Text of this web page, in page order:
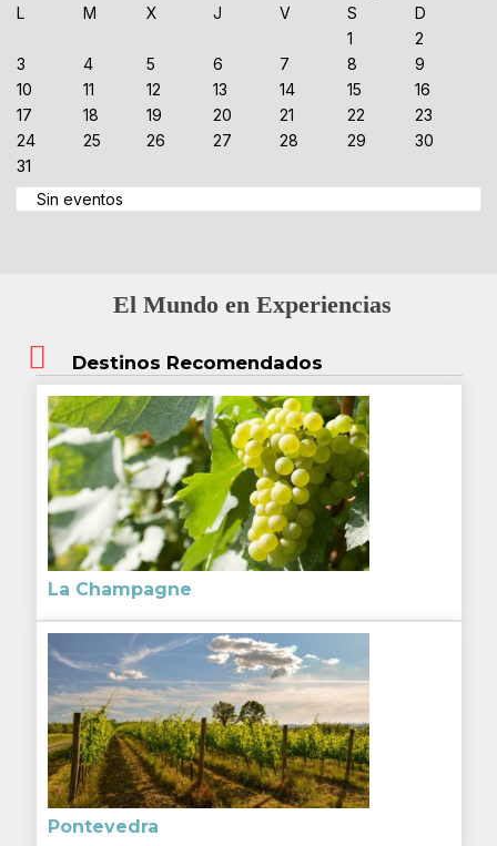
L
M X J V S
D
1
2
3
4 5 6 7 8
9
10
11 12 13 14 15
16
17
18 19 20 21 22
23
24
25 26 27 28 29
30
31
Sin eventos
El Mundo en Experiencias
Destinos Recomendados
La Champagne
Pontevedra